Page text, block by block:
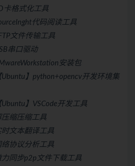
卡格式化工具
代码阅读工具
文件传输工具
串口驱动
安装包
】python+opencv开发环境集
】VSCode开发工具
缩压缩工具
文本翻译工具
协议分析工具
同步p2p文件下载工具